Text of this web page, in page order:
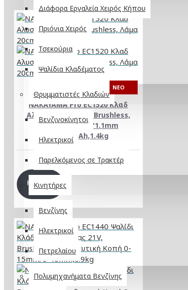
Διάφορα Εργαλεία Χειρός Κήπου
Πριόνια Χειρός
Τσεκούρια
Ψαλίδια Κλαδέματος
Θρυμματιστές Κλαδιών
Βενζινοκίνητοι
Ηλεκτρικοί
Παρελκόμενος σε Τρακτέρ
Κινητήρες
Βενζίνης
Ηλεκτρικοί
Πετρελαίου
Πολυμηχανήματα Βενζίνης
NEO
NAKAYAMA Pro EC1520 Κλαδ
Αλυσοπρίονο 21V, Brushless,
Λάμα 20cm,1/4"1.1mm
47οδ,2x5Ah,1.4kg
215,00€
ΚΑΛΆΘΙ